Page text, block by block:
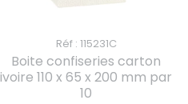
Réf : 115231C
Boite confiseries carton
ivoire 110 x 65 x 200 mm par
10